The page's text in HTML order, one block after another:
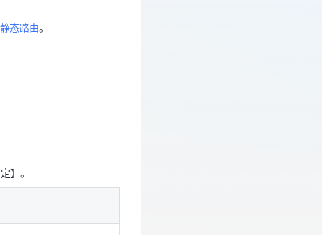
】。
VPC实例。
态路由。
】。